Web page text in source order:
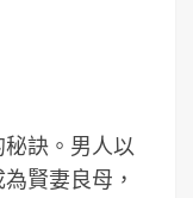
訣。男人以
賢妻良母，